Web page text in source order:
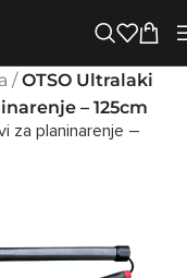
/OTSO Ultralaki
– 125cm
za planinarenje –